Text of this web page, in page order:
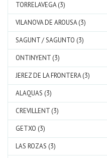
TORRELAVEGA (3)
VILANOVA DE AROUSA (3)
SAGUNT / SAGUNTO (3)
ONTINYENT (3)
JEREZ DE LA FRONTERA (3)
ALAQUAS (3)
CREVILLENT (3)
GETXO (3)
LAS ROZAS (3)